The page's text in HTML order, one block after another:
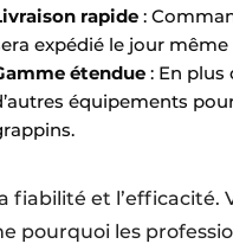
rapide :
expédié le jour même
étendue : En
équipements
fiabilité et
pourquoi les